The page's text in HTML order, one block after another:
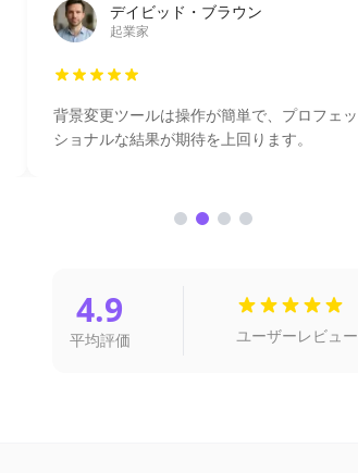
デイビッド・ブラウン
起業家
背景変更ツールは操作が簡単で、プロフェッ
ショナルな結果が期待を上回ります。
4.9
平均評価 ユーザーレビュー